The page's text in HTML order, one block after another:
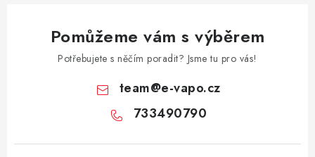
Pomůžeme vám s výběrem
Potřebujete s něčím poradit? Jsme tu pro vás!
team@e-vapo.cz
733490790